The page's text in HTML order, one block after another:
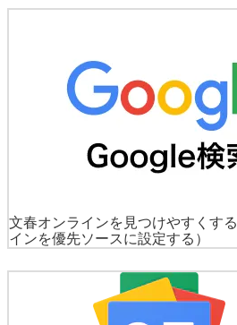
文春オンラインを見つけやすくする
インを優先ソースに設定する）